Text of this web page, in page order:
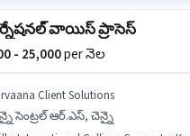
వాయిస్ ప్రాసెస్
- 25,000per నెల
Client Solutions
సెంట్రల్ ఆర్.ఎస్, చెన్నై